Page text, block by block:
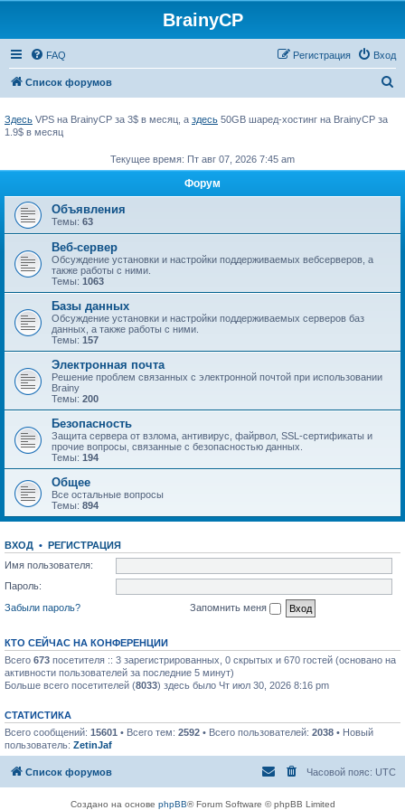
BrainyCP
FAQ Вход
Регистрация
Список форумов
к
Здесь VPS на BrainyCP за 3$ в месяц, а здесь 50GB шаред-хостинг на BrainyCP за
1.9$ в месяц
Текущее время: Пт авг 07, 2026 7:45 am
Форум
Объявления
Темы: 63
Веб-сервер
Обсуждение установки и настройки поддерживаемых вебсерверов, а
также работы с ними.
Темы: 1063
Базы данных
Обсуждение установки и настройки поддерживаемых серверов баз
данных, а также работы с ними.
Темы: 157
Электронная почта
Решение проблем связанных с электронной почтой при использовании
Brainy
Темы: 200
Безопасность
Защита сервера от взлома, антивирус, файрвол, SSL-сертификаты и
прочие вопросы, связанные с безопасностью данных.
Темы: 194
Общее
Все остальные вопросы
Темы: 894
ВХОД • РЕГИСТРАЦИЯ
Имя пользователя:
Пароль:
Забыли пароль?
Запомнить меня
КТО СЕЙЧАС НА КОНФЕРЕНЦИИ
Всего 673 посетителя :: 3 зарегистрированных, 0 скрытых и 670 гостей (основано на
активности пользователей за последние 5 минут)
Больше всего посетителей (8033) здесь было Чт июл 30, 2026 8:16 pm
СТАТИСТИКА
Всего сообщений: 15601 • Всего тем: 2592 • Всего пользователей: 2038 • Новый
пользователь: ZetinJaf
Список форумов Часовой пояс: UTC
Создано на основе phpBB® Forum Software © phpBB Limited